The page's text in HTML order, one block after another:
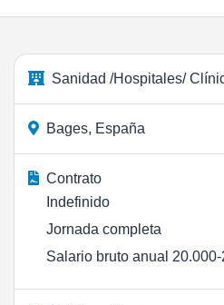
Sanidad /Hospitales/
Bages, España
Contrato
Indefinido
Jornada completa
Salario bruto anual